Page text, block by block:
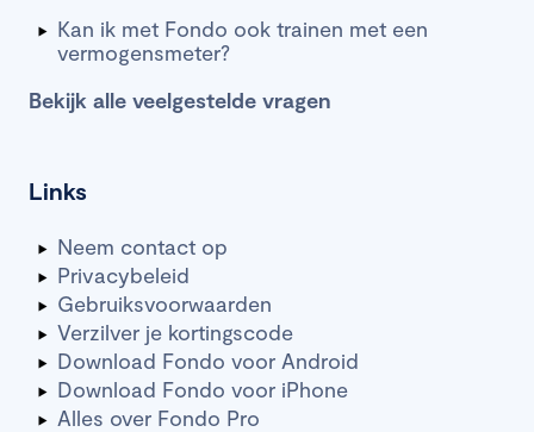
Links
Neem contact op
Privacybeleid
Gebruiksvoorwaarden
Verzilver je kortingscode
Download Fondo voor Android
Download Fondo voor iPhone
Alles over Fondo Pro
Kan ik met Fondo ook trainen met een
vermogensmeter?
Bekijk alle veelgestelde vragen